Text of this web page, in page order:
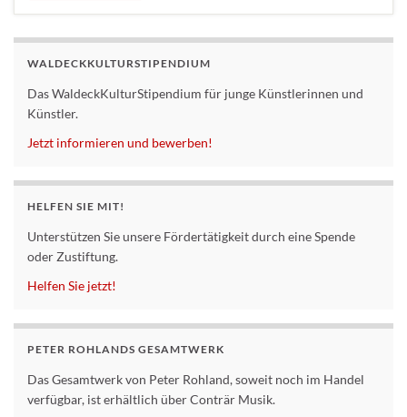
WALDECKKULTURSTIPENDIUM
Das WaldeckKulturStipendium für junge Künstlerinnen und
Künstler.
Jetzt informieren und bewerben!
HELFEN SIE MIT!
Unterstützen Sie unsere Fördertätigkeit durch eine Spende
oder Zustiftung.
Helfen Sie jetzt!
PETER ROHLANDS GESAMTWERK
Das Gesamtwerk von Peter Rohland, soweit noch im Handel
verfügbar, ist erhältlich über Conträr Musik.